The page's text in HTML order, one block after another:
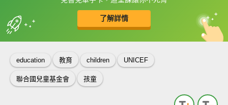
了解詳情
收錄佳句 中
英
education 教育 children UNICEF
聯合國兒童基金會 孩童